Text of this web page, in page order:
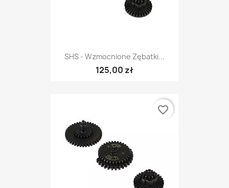
SHS - Wzmocnione Zębatki...
125,00 zł
favorite_border